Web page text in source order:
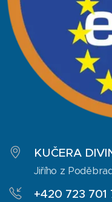
KUČERA
Jiřího z
+420 723 701